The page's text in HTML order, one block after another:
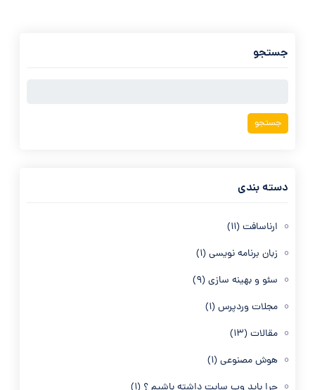
جستجو
دسته بندی
ارناسافت(11)
زبان برنامه نویسی(1)
سئو و بهینه سازی(9)
مجلات وردپرس(1)
مقالات(13)
هوش مصنوعی(1)